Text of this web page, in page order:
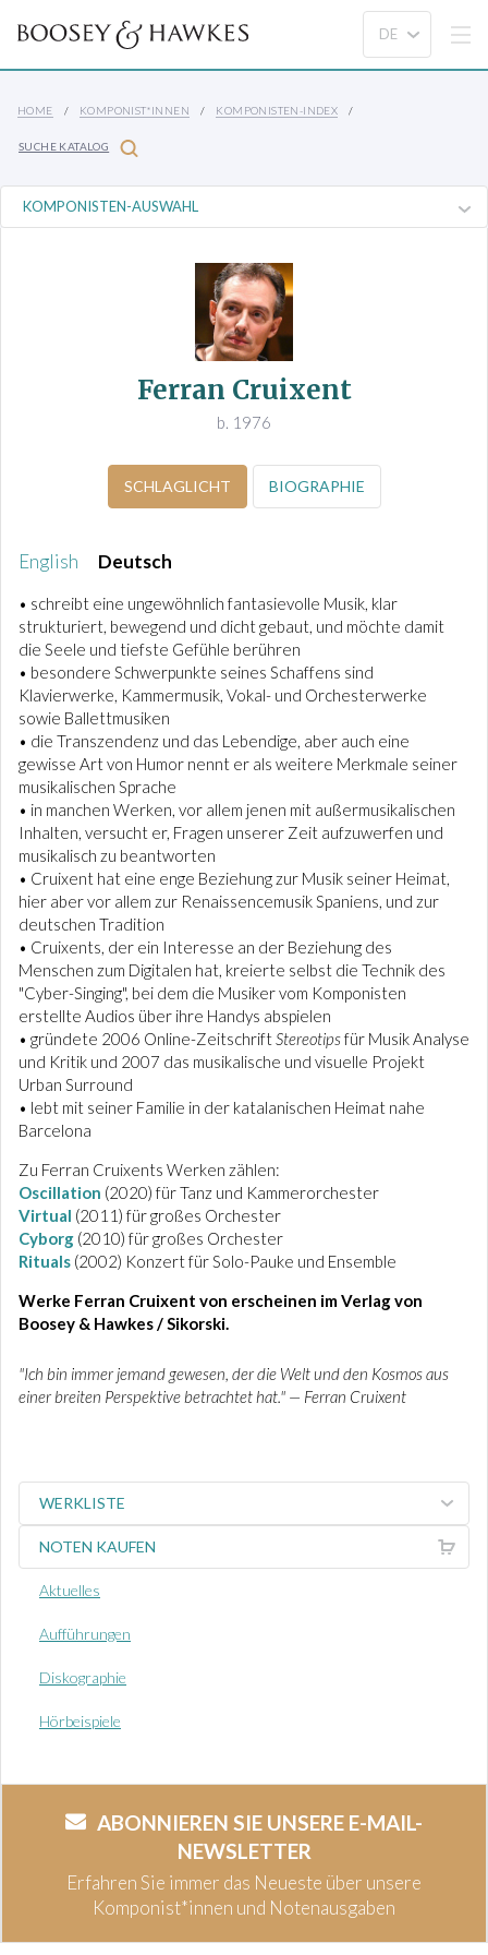
HOME KOMPONIST*INNEN KOMPONISTEN-INDEX
SUCHE KATALOG
Ferran Cruixent
b. 1976
SCHLAGLICHT BIOGRAPHIE
English Deutsch
• schreibt eine ungewöhnlich fantasievolle Musik, klar
strukturiert, bewegend und dicht gebaut, und möchte damit
die Seele und tiefste Gefühle berühren
• besondere Schwerpunkte seines Schaffens sind
Klavierwerke, Kammermusik, Vokal- und Orchesterwerke
sowie Ballettmusiken
• die Transzendenz und das Lebendige, aber auch eine
gewisse Art von Humor nennt er als weitere Merkmale seiner
musikalischen Sprache
• in manchen Werken, vor allem jenen mit außermusikalischen
Inhalten, versucht er, Fragen unserer Zeit aufzuwerfen und
musikalisch zu beantworten
• Cruixent hat eine enge Beziehung zur Musik seiner Heimat,
hier aber vor allem zur Renaissencemusik Spaniens, und zur
deutschen Tradition
• Cruixents, der ein Interesse an der Beziehung des
Menschen zum Digitalen hat, kreierte selbst die Technik des
"Cyber-Singing", bei dem die Musiker vom Komponisten
erstellte Audios über ihre Handys abspielen
• gründete 2006 Online-ZeitschriftStereotipsfür Musik Analyse
und Kritik und 2007 das musikalische und visuelle Projekt
Urban Surround
• lebt mit seiner Familie in der katalanischen Heimat nahe
Barcelona
Zu Ferran Cruixents Werken zählen:
Oscillation (2020) für Tanz und Kammerorchester
Virtual (2011) für großes Orchester
Cyborg (2010) für großes Orchester
Rituals (2002) Konzert für Solo-Pauke und Ensemble
Werke Ferran Cruixent von erscheinen im Verlag von
Boosey & Hawkes / Sikorski.
"Ich bin immer jemand gewesen, der die Welt und den Kosmos aus
einer breiten Perspektive betrachtet hat." — Ferran Cruixent
WERKLISTE
NOTEN KAUFEN
Aktuelles
Aufführungen
Diskographie
Hörbeispiele
ABONNIEREN SIE UNSERE E-MAIL-
NEWSLETTER
Erfahren Sie immer das Neueste über unsere
Komponist*innen und Notenausgaben